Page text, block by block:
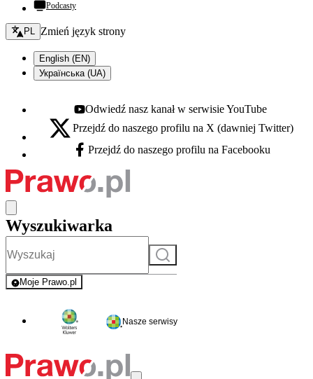
Podcasty
Zmień język - bieżący:
PL Zmień język strony
English (EN)
Українська (UA)
Youtube - otwiera się w nowej karcie
Odwiedź nasz kanał w serwisie YouTube
X - otwiera się w nowej karcie
Przejdź do naszego profilu na X (dawniej Twitter)
Facebook - otwiera się w nowej karcie
Przejdź do naszego profilu na Facebooku
Wyszukiwarka
Szukaj
Moje Prawo.pl
- rejestracja i logowanie do serwisu
Nasze serwisy